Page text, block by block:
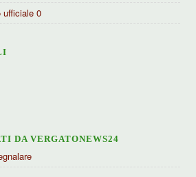
ufficiale 0
DA VERGATONEWS24